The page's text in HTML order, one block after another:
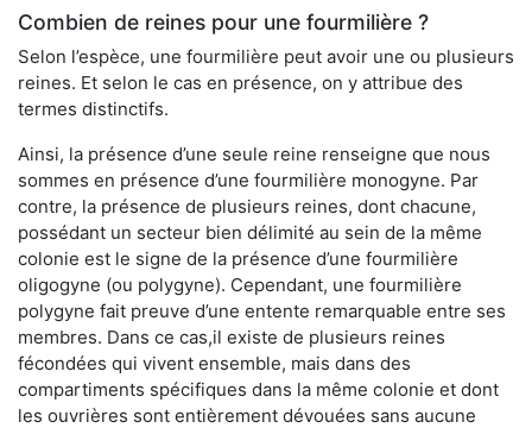
Combien de reines pour une fourmilière ?
Selon l’espèce, une fourmilière peut avoir une ou plusieurs
reines. Et selon le cas en présence, on y attribue des
termes distinctifs.
Ainsi, la présence d’une seule reine renseigne que nous
sommes en présence d’une fourmilière monogyne. Par
contre, la présence de plusieurs reines, dont chacune,
possédant un secteur bien délimité au sein de la même
colonie est le signe de la présence d’une fourmilière
oligogyne (ou polygyne). Cependant, une fourmilière
polygyne fait preuve d’une entente remarquable entre ses
membres. Dans ce cas,il existe de plusieurs reines
fécondées qui vivent ensemble, mais dans des
compartiments spécifiques dans la même colonie et dont
les ouvrières sont entièrement dévouées sans aucune